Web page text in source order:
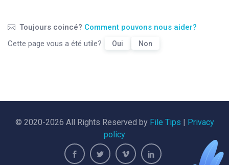
Toujours coincé? Comment pouvons nous aider?
Cette page vous a été utile?
Oui Non
© 2020-2026 All Rights Reserved by File Tips | Privacy
policy